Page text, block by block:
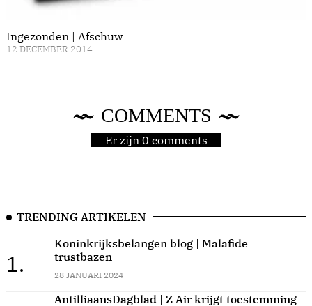
Ingezonden | Afschuw
12 DECEMBER 2014
COMMENTS
Er zijn 0 comments
TRENDING ARTIKELEN
1.
Koninkrijksbelangen blog | Malafide
trustbazen
28 JANUARI 2024
AntilliaansDagblad | Z Air krijgt toestemming